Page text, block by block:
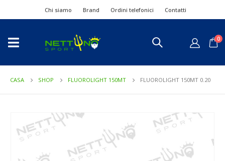
Chi siamo Brand Ordini telefonici Contatti
0
CASA SHOP FLUOROLIGHT 150MT FLUOROLIGHT 150MT 0.20